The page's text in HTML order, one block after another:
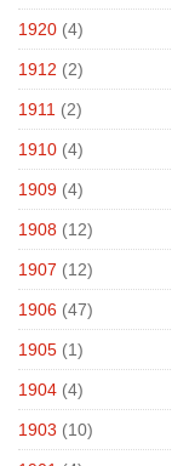
1920 (4)
1912 (2)
1911 (2)
1910 (4)
1909 (4)
1908 (12)
1907 (12)
1906 (47)
1905 (1)
1904 (4)
1903 (10)